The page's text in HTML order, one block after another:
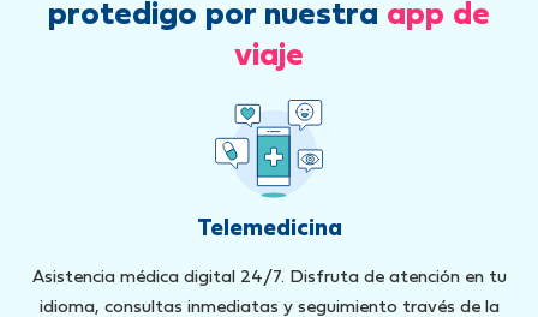
protedigo por nuestra app de
viaje
Telemedicina
Asistencia médica digital 24/7. Disfruta de atención en tu
idioma, consultas inmediatas y seguimiento través de la